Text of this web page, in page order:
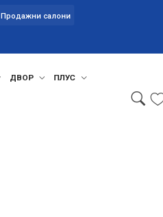
Продажни салони
ДВОР ПЛУС